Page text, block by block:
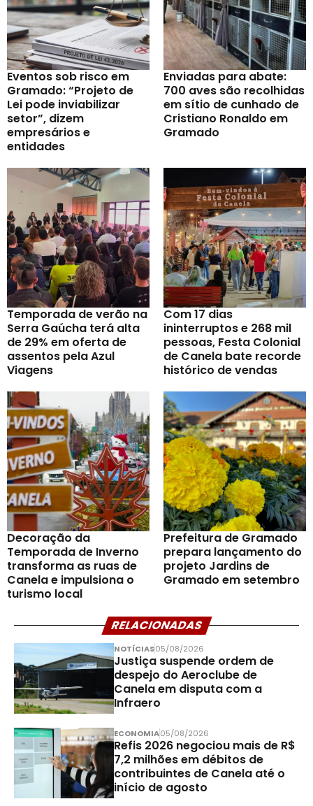
Eventos sob risco em
Gramado: “Projeto de
Lei pode inviabilizar
setor”, dizem
empresários e
entidades
Enviadas para abate:
700 aves são recolhidas
em sítio de cunhado de
Cristiano Ronaldo em
Gramado
Temporada de verão na
Serra Gaúcha terá alta
de 29% em oferta de
assentos pela Azul
Viagens
Com 17 dias
ininterruptos e 268 mil
pessoas, Festa Colonial
de Canela bate recorde
histórico de vendas
Decoração da
Temporada de Inverno
transforma as ruas de
Canela e impulsiona o
turismo local
Prefeitura de Gramado
prepara lançamento do
projeto Jardins de
Gramado em setembro
RELACIONADAS
NOTÍCIAS05/08/2026
Justiça suspende ordem de
despejo do Aeroclube de
Canela em disputa com a
Infraero
ECONOMIA05/08/2026
Refis 2026 negociou mais de R$
7,2 milhões em débitos de
contribuintes de Canela até o
início de agosto